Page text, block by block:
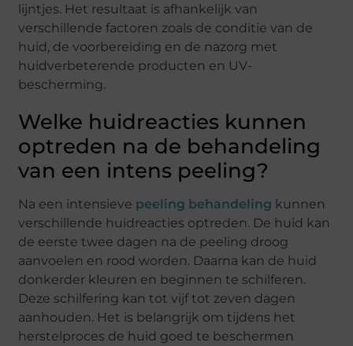
lijntjes. Het resultaat is afhankelijk van
verschillende factoren zoals de conditie van de
huid, de voorbereiding en de nazorg met
huidverbeterende producten en UV-
bescherming.
Welke huidreacties kunnen
optreden na de behandeling
van een intens peeling?
Na een intensieve peeling behandeling kunnen
verschillende huidreacties optreden. De huid kan
de eerste twee dagen na de peeling droog
aanvoelen en rood worden. Daarna kan de huid
donkerder kleuren en beginnen te schilferen.
Deze schilfering kan tot vijf tot zeven dagen
aanhouden. Het is belangrijk om tijdens het
herstelproces de huid goed te beschermen